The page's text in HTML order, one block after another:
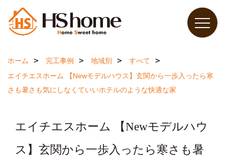
ホーム 完工事例 地域別
すべて
エイチエスホーム 【Newモデルハウス】玄関から一歩入ったら寒
さも暑さも気にしなくていいホテルのような快適な家
エイチエスホーム 【Newモデルハウ
ス】玄関から一歩入ったら寒さも暑